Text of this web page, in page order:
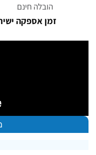
הובלה חינם
זמן אספקה ישירות